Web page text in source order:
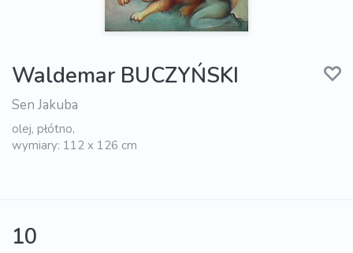
Waldemar BUCZYŃSKI
Sen Jakuba
olej, płótno,
wymiary: 112 x 126 cm
10